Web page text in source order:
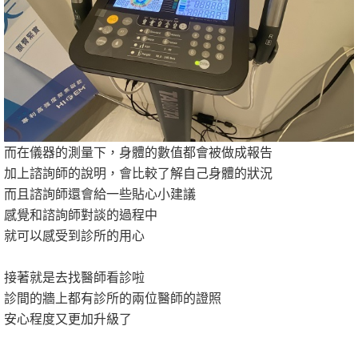
而在儀器的測量下，身體的數值都會被做成報告
加上諮詢師的說明，會比較了解自己身體的狀況
而且諮詢師還會給一些貼心小建議
感覺和諮詢師對談的過程中
就可以感受到診所的用心
接著就是去找醫師看診啦
診間的牆上都有診所的兩位醫師的證照
安心程度又更加升級了